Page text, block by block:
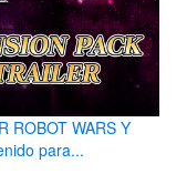
ROBOT WARS Y
para...